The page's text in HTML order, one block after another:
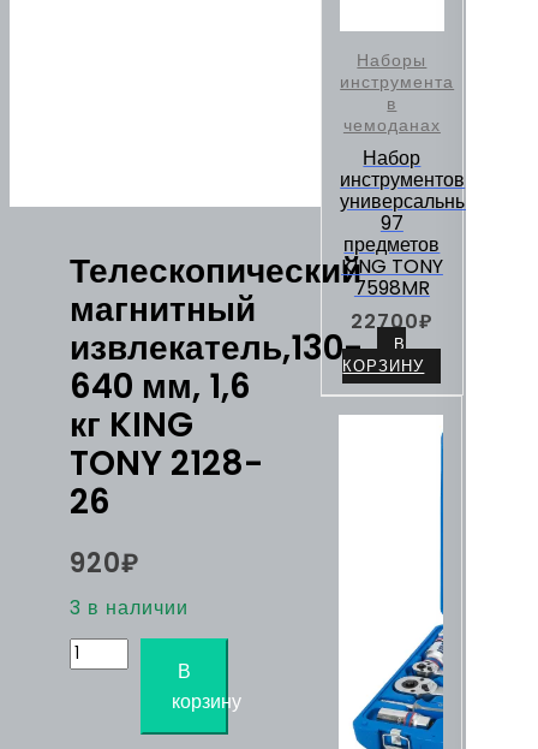
Телескопический
магнитный
извлекатель,130-
640 мм, 1,6
кг KING
TONY 2128-
26
920₽
3 в наличии
Количество
товара
магнитный
извлекатель,130-
В
корзину
Наборы
инструмента
в
чемоданах
Набор
инструментов
универсальный,
97
предметов
KING TONY
7598MR
22700₽
В
КОРЗИНУ